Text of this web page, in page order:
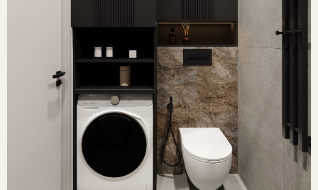
Давайте обсудим ваш
ремонт
и познакомимся
Ясногорская улица, 16/7 — Яндекс Карты